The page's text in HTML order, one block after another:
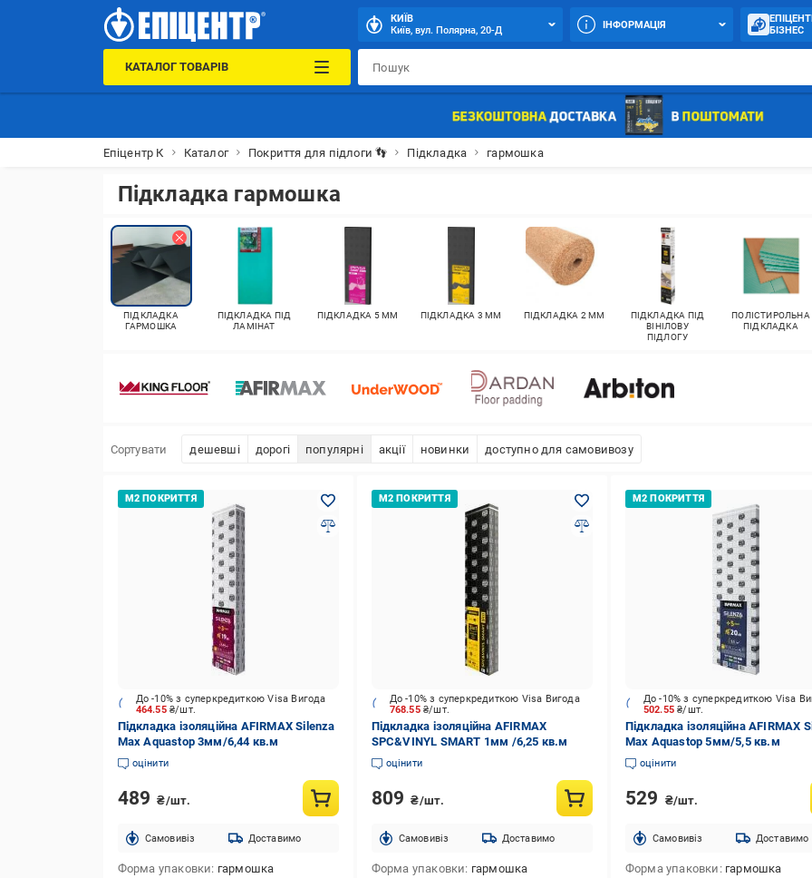
КИЇВ
Київ, вул. Полярна, 20-Д
ІНФОРМАЦІЯ
БІЗНЕС
КАТАЛОГ ТОВАРІВ
Епіцентр К Каталог Покриття для підлоги 👣 Підкладка гармошка
Підкладка гармошка
ПІДКЛАДКА
ГАРМОШКА
ПІДКЛАДКА ПІД
ЛАМІНАТ
ПІДКЛАДКА 5 ММ ПІДКЛАДКА 3 ММ ПІДКЛАДКА 2 ММ
ПІДКЛАДКА ПІД
ВІНІЛОВУ
ПІДЛОГУ
ПОЛІСТИРОЛЬНА
ПІДКЛАДКА
Сортувати дешевші дорогі популярні акції новинки доступно для самовивозу
464.55 ₴/шт.
До -10% з суперкредиткою Visa Вигода
Підкладка ізоляційна AFIRMAX Silenza
Max Aquastop 3мм/6,44 кв.м
оцінити
489 ₴/шт.
Cамовивіз Доставимо
Форма упаковки гармошка
768.55₴/шт.
До -10% з суперкредиткою Visa Вигода
Підкладка ізоляційна AFIRMAX
SPC&VINYL SMART 1мм /6,25 кв.м
оцінити
809 ₴/шт.
Cамовивіз Доставимо
Форма упаковки гармошка
502.55₴/шт.
До -10% з суперкредиткою Visa
Підкладка ізоляційна AFIRMAX
Max Aquastop 5мм/5,5 кв.м
оцінити
529 ₴/шт.
Cамовивіз Доставимо
Форма упаковки гармошка